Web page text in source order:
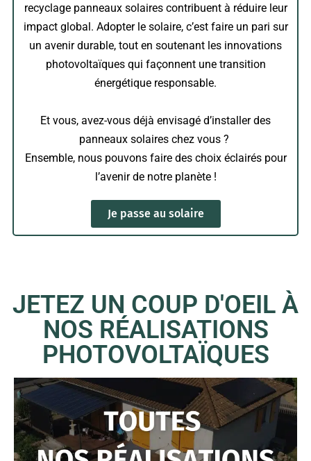
recyclage panneaux solaires contribuent à réduire leur
impact global. Adopter le solaire, c’est faire un pari sur
un avenir durable, tout en soutenant les innovations
photovoltaïques qui façonnent une transition
énergétique responsable.
Et vous, avez-vous déjà envisagé d’installer des
panneaux solaires chez vous ?
Ensemble, nous pouvons faire des choix éclairés pour
l’avenir de notre planète !
Je passe au solaire
JETEZ UN COUP D'OEIL À
NOS RÉALISATIONS
PHOTOVOLTAÏQUES